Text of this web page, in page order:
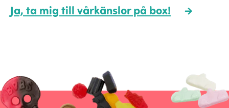
Ja, ta mig till vårkänslor på box!